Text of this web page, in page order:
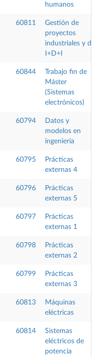
humanos
60811
Gestión de
proyectos
industriales y de
I+D+I
60844
Trabajo fin de
Máster
(Sistemas
electrónicos)
60794
Datos y
modelos en
ingeniería
60795
Prácticas
externas 4
60796
Prácticas
externas 5
60797
Prácticas
externas 1
60798
Prácticas
externas 2
60799
Prácticas
externas 3
60813
Máquinas
eléctricas
60814
Sistemas
eléctricos de
potencia